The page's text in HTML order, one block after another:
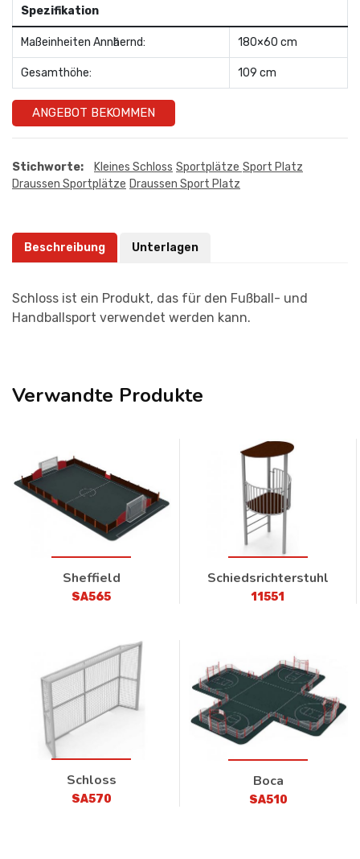
Spezifikation
Maßeinheiten Annӓhernd: 180×60 cm
Gesamthöhe: 109 cm
ANGEBOT BEKOMMEN
Stichworte: Kleines Schloss Sportplätze Sport Platz
Draussen Sportplätze Draussen Sport Platz
Beschreibung Unterlagen
Schloss ist ein Produkt, das für den Fußball- und
Handballsport verwendet werden kann.
Verwandte Produkte
Sheffield
SA565
Schiedsrichterstuhl
11551
Schloss
SA570
Boca
SA510